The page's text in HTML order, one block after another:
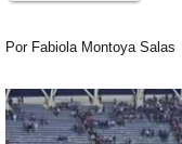
Por Fabiola Montoya Salas